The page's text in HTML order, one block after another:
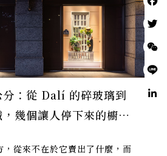
分：從 Dalí 的碎玻璃到
幾個讓人停下來的櫥窗
，從來不在於它賣出了什麼，而